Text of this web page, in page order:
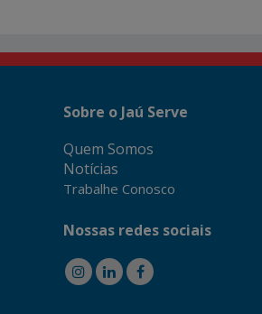
Sobre o Jaú Serve
Quem Somos
Notícias
Trabalhe Conosco
Nossas redes sociais